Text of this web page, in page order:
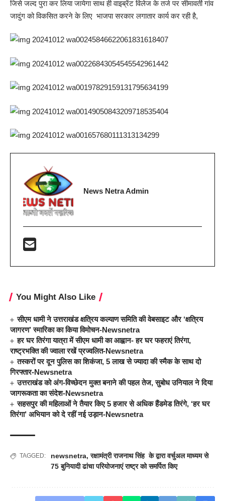
जिसे जल्द पुरा कर लिया जायेगा साथ ही वाइब्रेंट विलेज के तर्ज पर सीमावर्ती गांव
जादुंग को विकसित करने के लिए भाजपा सरकार लगातार कार्य कर रही है,
News Netra Admin
You Might Also Like
सीएम धामी ने उत्तराखंड क्षत्रिय कल्याण समिति की वेबसाइट और ‘क्षत्रिय
जागरण’ स्मारिका का किया विमोचन-Newsnetra
हर घर तिरंगा यात्रा में सीएम धामी का आह्वान- हर घर फहराएं तिरंगा,
राष्ट्रभक्ति की ज्वाला रखें प्रज्वलित-Newsnetra
तस्करों पर दून पुलिस का शिकंजा, 5 लाख से ज्यादा की स्मैक के साथ दो
गिरफ्तार-Newsnetra
उत्तराखंड को अंग-विच्छेदन मुक्त बनाने की पहल तेज, सुबोध उनियाल ने दिया
जागरूकता का संदेश-Newsnetra
सहसपुर की महिलाओं ने तैयार किए 5 हजार से अधिक हैंडमेड तिरंगे, ‘हर घर
तिरंगा’ अभियान को दे रहीं नई उड़ान-Newsnetra
TAGGED: newsnetra,रक्षामंत्री राजनाथ सिंह के द्वारा वर्चुअल माध्यम से
75 बुनियादी ढांचा परियोजनाएं राष्ट्र को समर्पित किए